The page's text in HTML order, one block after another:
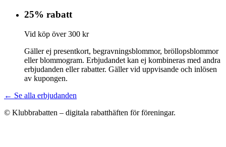
25% rabatt
Vid köp över 300 kr
Gäller ej presentkort, begravningsblommor, bröllopsblommor
eller blommogram. Erbjudandet kan ej kombineras med andra
erbjudanden eller rabatter. Gäller vid uppvisande och inlösen
av kupongen.
← Se alla erbjudanden
© Klubbrabatten – digitala rabatthäften för föreningar.